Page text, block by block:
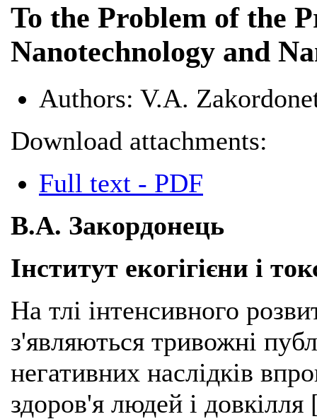
To the Problem of the
Nanotechnology and
Authors: V.A.
Download attachments:
Full text - PDF
В.А. Закордонець
Інститут екогігієни і
На тлі інтенсивного
з'являються тривожні
негативних наслідків
здоров'я людей і